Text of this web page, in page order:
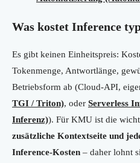
Was kostet Inference
Es gibt keinen Einheitspreis:
Tokenmenge, Antwortlänge,
Betriebsform ab (Cloud-API,
TGI / Triton), oder Serverless
Inferenz)). Für KMU ist die
zusätzliche Kontextseite und
Inference-Kosten – daher lohnt